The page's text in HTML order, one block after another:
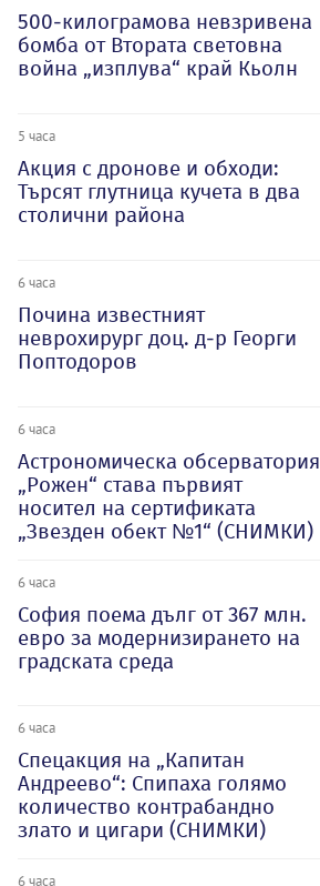
500-килограмова невзривена
бомба от Втората световна
война „изплува“ край Кьолн
5 часа
Акция с дронове и обходи:
Търсят глутница кучета в два
столични района
6 часа
Почина известният
неврохирург доц. д-р Георги
Поптодоров
6 часа
Астрономическа обсерватория
„Рожен“ става първият
носител на сертификата
„Звезден обект №1“ (СНИМКИ)
6 часа
София поема дълг от 367 млн.
евро за модернизирането на
градската среда
6 часа
Спецакция на „Капитан
Андреево“: Спипаха голямо
количество контрабандно
злато и цигари (СНИМКИ)
6 часа